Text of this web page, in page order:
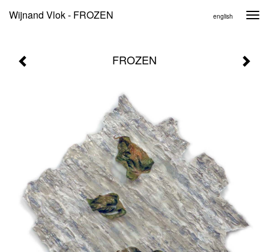
Wijnand Vlok - FROZEN english
FROZEN